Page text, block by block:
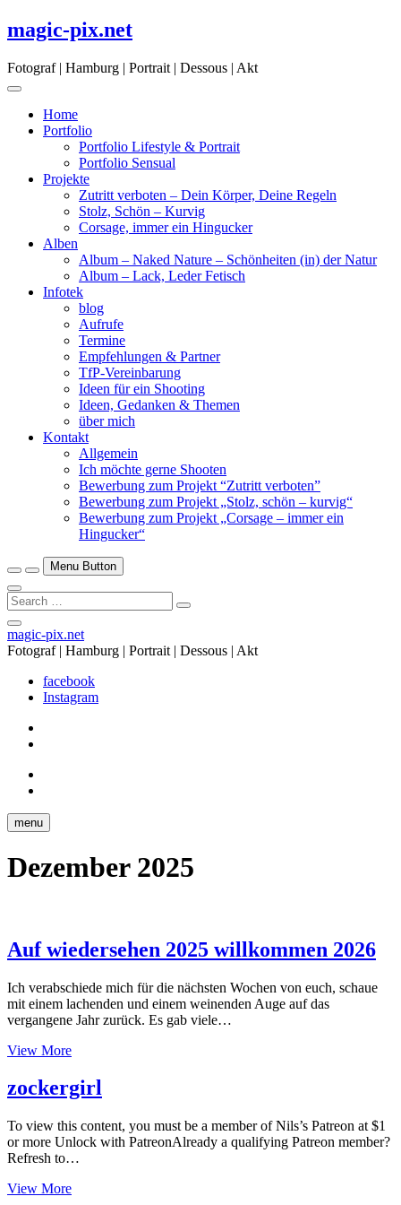
Skip
to
magic-pix.net
Fotograf | Hamburg | Portrait | Dessous | Akt
Home
Portfolio
Portfolio Lifestyle & Portrait
Portfolio Sensual
Projekte
Zutritt verboten – Dein Körper, Deine Regeln
Stolz, Schön – Kurvig
Corsage, immer ein Hingucker
Alben
Album – Naked Nature – Schönheiten (in) der Natur
Album – Lack, Leder Fetisch
Infotek
blog
Aufrufe
Termine
Empfehlungen & Partner
TfP-Vereinbarung
Ideen für ein Shooting
Ideen, Gedanken & Themen
über mich
Kontakt
Allgemein
Ich möchte gerne Shooten
Bewerbung zum Projekt “Zutritt verboten”
Bewerbung zum Projekt „Stolz, schön – kurvig“
Bewerbung zum Projekt „Corsage – immer ein
Hingucker“
Menu Button
Search
…
Close
Side
Menu
magic-pix.net
Fotograf | Hamburg | Portrait | Dessous | Akt
facebook
Instagram
menu
Dezember 2025
Auf wiedersehen 2025 willkommen 2026
Ich verabschiede mich für die nächsten Wochen von euch, schaue
mit einem lachenden und einem weinenden Auge auf das
vergangene Jahr zurück. Es gab viele…
View MoreAuf
2025
willkommen
zockergirl
To view this content, you must be a member of Nils’s Patreon at $1
or more Unlock with PatreonAlready a qualifying Patreon member?
Refresh to…
View Morezockergirl